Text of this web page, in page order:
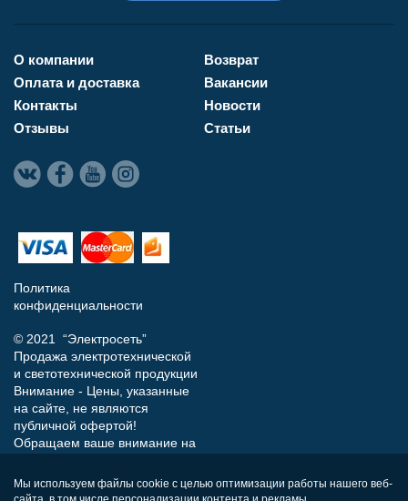
О компании
Оплата и доставка
Контакты
Отзывы
Возврат
Вакансии
Новости
Статьи
Политика
конфиденциальности
© 2021 “Электросеть”
Продажа электротехнической
и светотехнической продукции
Внимание - Цены, указанные
на сайте, не являются
публичной офертой!
Обращаем ваше внимание на
носит исключительно
информационный характер и
Мы используем файлы cookie с целью оптимизации работы нашего веб-